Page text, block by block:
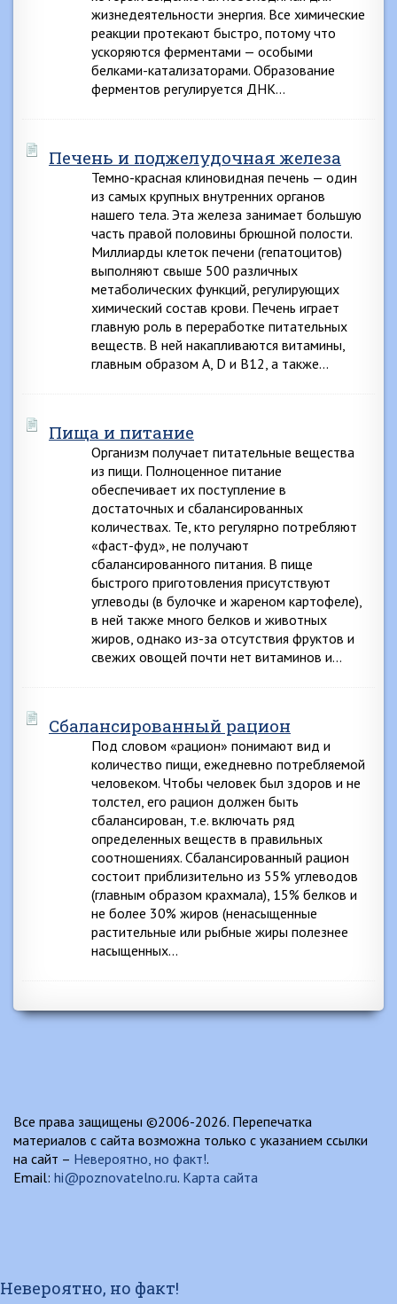
жизнедеятельности энергия. Все химические
реакции протекают быстро, потому что
ускоряются ферментами — особыми
белками-катализаторами. Образование
ферментов регулируется ДНК…
Печень и поджелудочная железа
Темно-красная клиновидная печень — один
из самых крупных внутренних органов
нашего тела. Эта железа занимает большую
часть правой половины брюшной полости.
Миллиарды клеток печени (гепатоцитов)
выполняют свыше 500 различных
метаболических функций, регулирующих
химический состав крови. Печень играет
главную роль в переработке питательных
веществ. В ней накапливаются витамины,
главным образом А, D и В12, а также…
Пища и питание
Организм получает питательные вещества
из пищи. Полноценное питание
обеспечивает их поступление в
достаточных и сбалансированных
количествах. Те, кто регулярно потребляют
«фаст-фуд», не получают
сбалансированного питания. В пище
быстрого приготовления присутствуют
углеводы (в булочке и жареном картофеле),
в ней также много белков и животных
жиров, однако из-за отсутствия фруктов и
свежих овощей почти нет витаминов и…
Сбалансированный рацион
Под словом «рацион» понимают вид и
количество пищи, ежедневно потребляемой
человеком. Чтобы человек был здоров и не
толстел, его рацион должен быть
сбалансирован, т.е. включать ряд
определенных веществ в правильных
соотношениях. Сбалансированный рацион
состоит приблизительно из 55% углеводов
(главным образом крахмала), 15% белков и
не более 30% жиров (ненасыщенные
растительные или рыбные жиры полезнее
насыщенных…
Все права защищены ©2006-2026. Перепечатка
материалов с сайта возможна только с указанием ссылки
на сайт – Невероятно, но факт!.
Email: hi@poznovatelno.ru. Карта сайта
Невероятно, но факт!